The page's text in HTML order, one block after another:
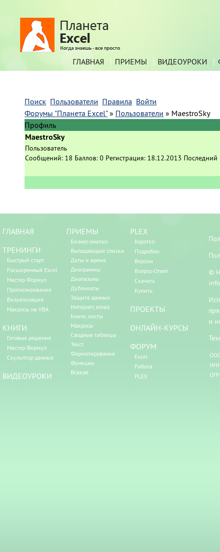
ГЛАВНАЯ ПРИЕМЫ ВИДЕОУРОКИ
Поиск Пользователи Правила Войти
Форумы "Планета Excel" » Пользователи » MaestroSky
Профиль
MaestroSky
Пользователь
Сообщений: 18 Баллов: 0 Регистрация: 18.12.2013 Последний
ГЛАВНАЯ
ТРЕНИНГИ
Быстрый старт
Расширенный Excel
Мастер Формул
Прогнозирование
Визуализация
Макросы на VBA
КНИГИ
Готовые решения
Мастер Формул
Скульптор данных
ВИДЕОУРОКИ
ПРИЕМЫ
Бизнес-анализ
Выпадающие списки
Даты и время
Диаграммы
Диапазоны
Дубликаты
Защита данных
Интернет, email
Книги, листы
Макросы
Сводные таблицы
Текст
Форматирование
Функции
Всякое
PLEX
Коротко
Подробно
Версии
Вопрос-Ответ
Скачать
Купить
ПРОЕКТЫ
ОНЛАЙН-КУРСЫ
ФОРУМ
Excel
Работа
PLEX
©
и